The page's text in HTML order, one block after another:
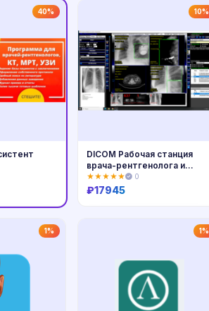
40% 10%
DICOM Рабочая станция
врача-рентгенолога и
лаборанта
★★★★★ 0
₽17945
1% 1%